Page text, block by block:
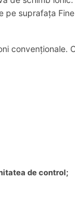
suprafața
convenționale.
de control;